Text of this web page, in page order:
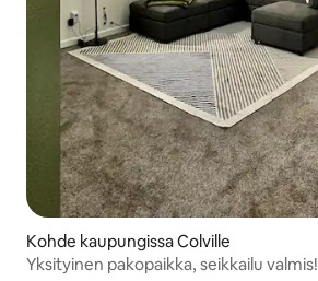
Kohde kaupungissa Colville
Yksityinen pakopaikka, seikkailu valmis!